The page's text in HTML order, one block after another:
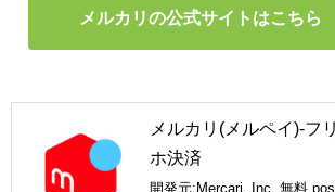
メルカリの公式サイトはこちら
メルカリ(メルペイ)-フ
ホ決済
開発元: Mercari, Inc. 無料